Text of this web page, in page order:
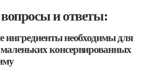
и ответы:
ингредиенты необходимы для
консервированных